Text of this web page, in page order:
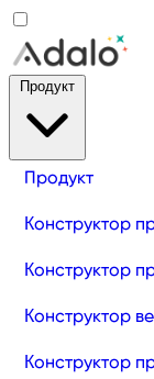
Продукт
Конструктор
Конструктор
Конструктор
Конструктор